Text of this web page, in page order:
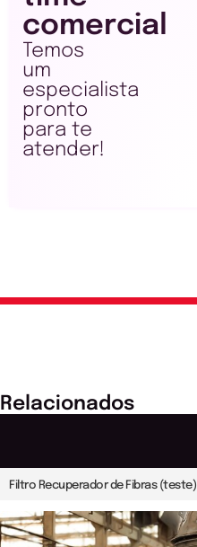
comercial
Temos
um
especialista
pronto
para te
atender!
Relacionados
Filtro Recuperador de Fibras (teste)